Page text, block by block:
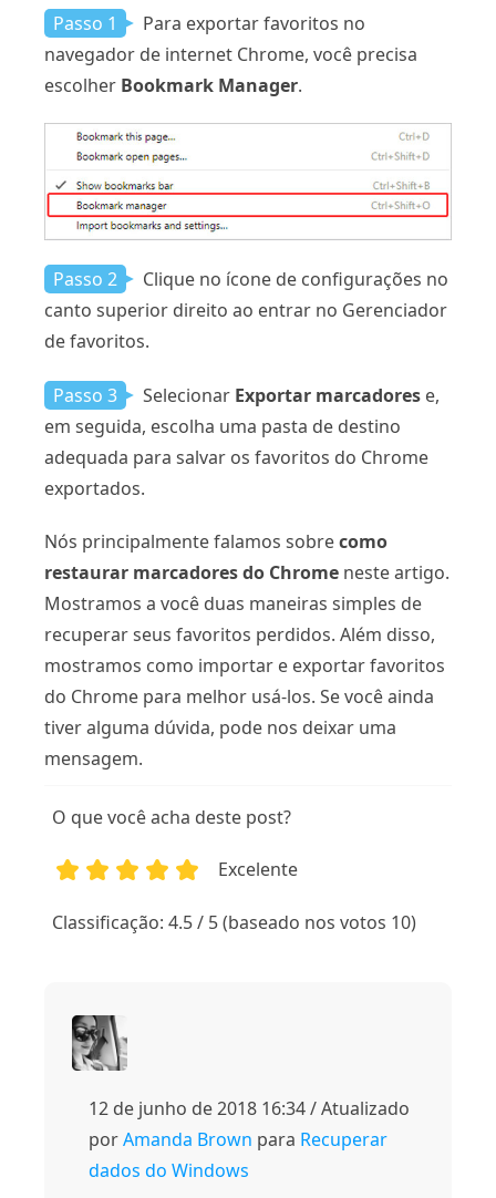
Passo 1
Para exportar favoritos no
navegador de internet Chrome, você precisa
escolher Bookmark Manager.
Passo 2
Clique no ícone de configurações no
canto superior direito ao entrar no Gerenciador
de favoritos.
Passo 3 Selecionar Exportar marcadores e,
em seguida, escolha uma pasta de destino
adequada para salvar os favoritos do Chrome
exportados.
Nós principalmente falamos sobrecomo
restaurar marcadores do Chrome neste artigo.
Mostramos a você duas maneiras simples de
recuperar seus favoritos perdidos. Além disso,
mostramos como importar e exportar favoritos
do Chrome para melhor usá-los. Se você ainda
tiver alguma dúvida, pode nos deixar uma
mensagem.
O que você acha deste post?
Excelente
Classificação: 4.5 / 5 (baseado nos votos 10)
12 de junho de 2018 16:34 / Atualizado
porAmanda Brown para Recuperar
dados do Windows